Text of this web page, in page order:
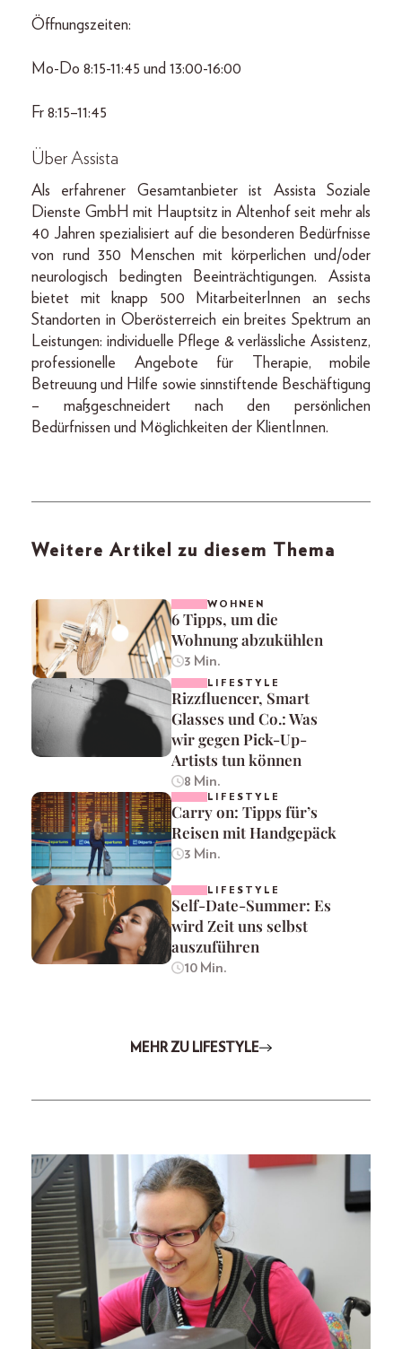
Öffnungszeiten:
Mo-Do 8:15-11:45 und 13:00-16:00
Fr 8:15–11:45
Über Assista
Als erfahrener Gesamtanbieter ist Assista Soziale
Dienste GmbH mit Hauptsitz in Altenhof seit mehr als
40 Jahren spezialisiert auf die besonderen Bedürfnisse
von rund 350 Menschen mit körperlichen und/oder
neurologisch bedingten Beeinträchtigungen. Assista
bietet mit knapp 500 MitarbeiterInnen an sechs
Standorten in Oberösterreich ein breites Spektrum an
Leistungen: individuelle Pflege & verlässliche Assistenz,
professionelle Angebote für Therapie, mobile
Betreuung und Hilfe sowie sinnstiftende Beschäftigung
– maßgeschneidert nach den persönlichen
Bedürfnissen und Möglichkeiten der KlientInnen.
Weitere Artikel zu diesem Thema
WOHNEN
6 Tipps, um die
Wohnung abzukühlen
3 Min.
LIFESTYLE
Rizzfluencer, Smart
Glasses und Co.: Was
wir gegen Pick-Up-
Artists tun können
8 Min.
LIFESTYLE
Carry on: Tipps für’s
Reisen mit Handgepäck
3 Min.
LIFESTYLE
Self-Date-Summer: Es
wird Zeit uns selbst
auszuführen
10 Min.
MEHR ZU LIFESTYLE